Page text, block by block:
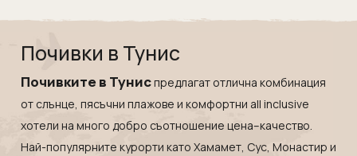
Екскурзии в Азербайджан
Екскурзии в Нигерия
Екскурзии в Норвегия
Екскурзии в Узбекистан
Екскурзии в Канада
Сейшели
Сингапур
Танзания
Почивки в Тунис
Почивките в Туниспредлагат отлична комбинация
от слънце, пясъчни плажове и комфортни all inclusive
хотели на много добро съотношение цена–качество.
Най-популярните курорти като Хамамет, Сус, Монастир и